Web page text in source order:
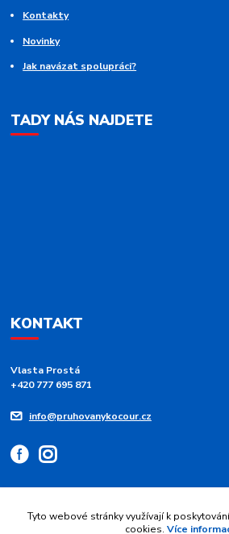
Kontakty
Novinky
Jak navázat spolupráci?
TADY NÁS NAJDETE
KONTAKT
Vlasta Prostá
+420 777 695 871
info@pruhovanykocour.cz
Upravit sběr
Tyto webové stránky využívají k
cookies. Více